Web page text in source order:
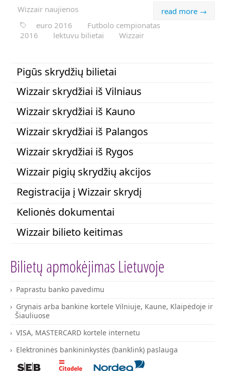
read more →
Wizzair naujienos
euro 2016
Futbolo cempionatas
2016
lektuvu bilietai Wizzair
Pigūs skrydžių bilietai
Wizzair skrydžiai iš Vilniaus
Wizzair skrydžiai iš Kauno
Wizzair skrydžiai iš Palangos
Wizzair skrydžiai iš Rygos
Wizzair pigių skrydžių akcijos
Registracija į Wizzair skrydį
Kelionės dokumentai
Wizzair bilieto keitimas
Bilietų apmokėjimas Lietuvoje
Paprastu banko pavedimu
Grynais arba bankine kortele Vilniuje, Kaune, Klaipėdoje ir
Šiauliuose
VISA, MASTERCARD kortele internetu
Elektroninės bankininkystės (banklink) paslauga